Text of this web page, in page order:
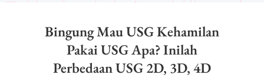
Bingung Mau USG Kehamilan
Pakai USG Apa? Inilah
Perbedaan USG 2D, 3D, 4D